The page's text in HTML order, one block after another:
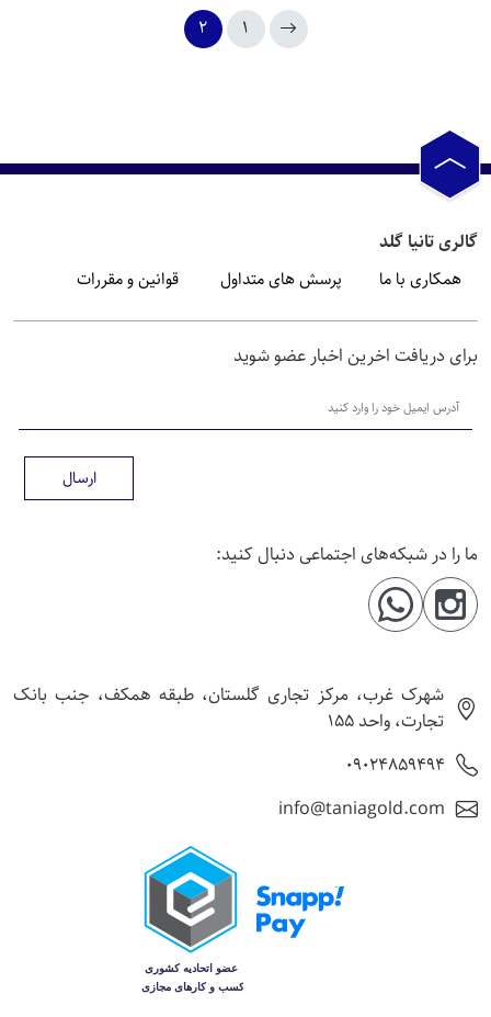
1
2
گالری تانیا گلد
همکاری با ما پرسش های متداول قوانین و مقررات
برای دریافت اخرین اخبار عضو شوید
ارسال
ما را در شبکه‌های اجتماعی دنبال کنید:
شهرک غرب، مرکز تجاری گلستان، طبقه همکف، جنب بانک
تجارت، واحد 155
09024859494
info@taniagold.com